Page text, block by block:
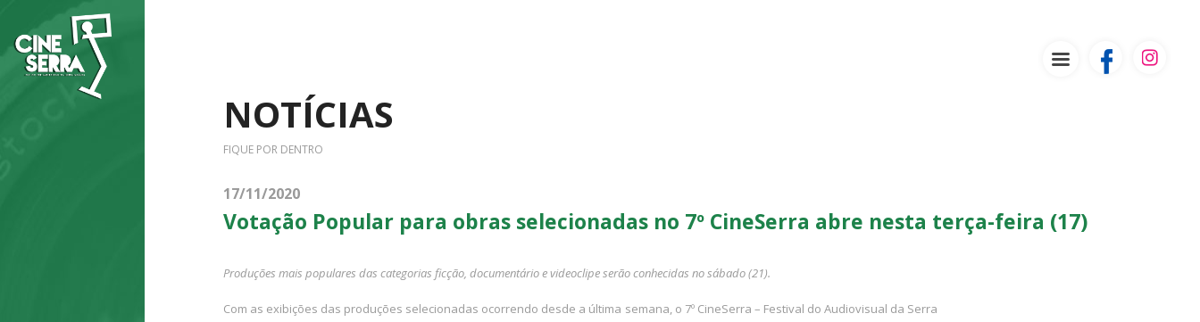
NOTÍCIAS
FIQUE POR DENTRO
17/11/2020
Votação Popular para obras selecionadas no 7º CineSerra abre nesta terça-feira (17)
Produções mais populares das categorias ficção, documentário e videoclipe serão conhecidas no sábado (21).
Com as exibições das produções selecionadas ocorrendo desde a última semana, o 7º CineSerra – Festival do Audiovisual da Serra